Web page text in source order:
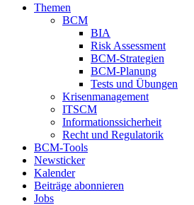
Themen
BCM
BIA
Risk Assessment
BCM-Strategien
BCM-Planung
Tests und Übungen
Krisenmanagement
ITSCM
Informationssicherheit
Recht und Regulatorik
BCM-Tools
Newsticker
Kalender
Beiträge abonnieren
Jobs